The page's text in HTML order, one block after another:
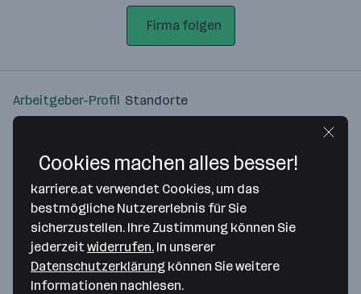
Firma folgen
Arbeitgeber-Profil Standorte
Bitte stimme unseren Cookie-
Richtlinien zu, um diese Karte
anzuzeigen.
Cookies machen alles besser!
karriere.at verwendet Cookies, um das
bestmögliche Nutzererlebnis für Sie
sicherzustellen. Ihre Zustimmung können Sie
jederzeitwiderrufen. In unserer
Datenschutzerklärung können Sie weitere
Informationen nachlesen.